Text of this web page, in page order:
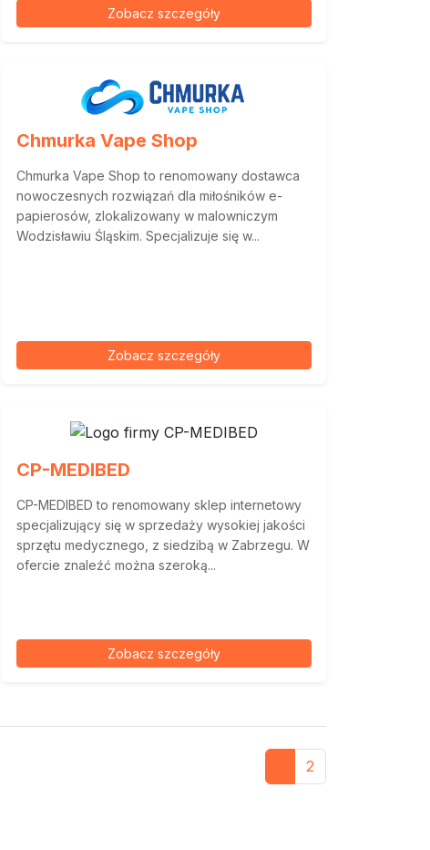
Zobacz szczegóły
Chmurka Vape Shop
Chmurka Vape Shop to renomowany dostawca
nowoczesnych rozwiązań dla miłośników e-
papierosów, zlokalizowany w malowniczym
Wodzisławiu Śląskim. Specjalizuje się w...
Zobacz szczegóły
CP-MEDIBED
CP-MEDIBED to renomowany sklep internetowy
specjalizujący się w sprzedaży wysokiej jakości
sprzętu medycznego, z siedzibą w Zabrzegu. W
ofercie znaleźć można szeroką...
Zobacz szczegóły
2